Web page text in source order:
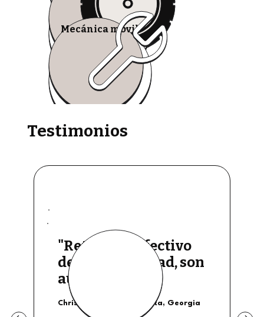
Mecánica móvil
Testimonios
"Retiros de efectivo
de buena calidad, son
auténticos"
Christian Shields - Atlanta, Georgia